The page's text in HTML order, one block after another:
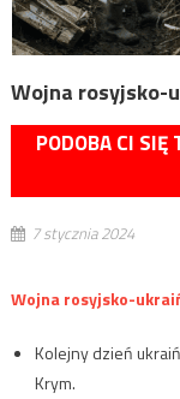
Wojna rosyjsko-
PODOBA CI SIĘ
7 stycznia 2024
Wojna rosyjsko-
Kolejny dzień
Krym.